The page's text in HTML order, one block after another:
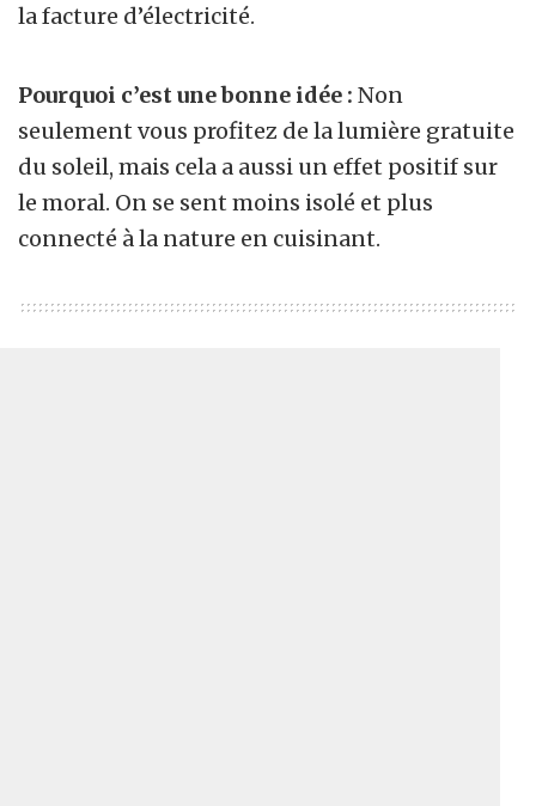
la facture d’électricité.
Pourquoi c’est une bonne idée : Non
seulement vous profitez de la lumière gratuite
du soleil, mais cela a aussi un effet positif sur
le moral. On se sent moins isolé et plus
connecté à la nature en cuisinant.